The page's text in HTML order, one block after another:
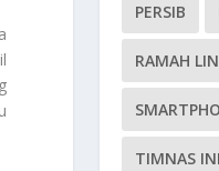
PERSIB
RAMAH
TIMNAS